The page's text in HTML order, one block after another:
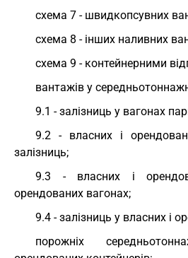
схема 7 - швидкопсувних
схема 8 - інших наливних
схема 9 - контейнерними
вантажів у
9.1 - залізниць у вагонах
9.2 - власних і
залізниць;
9.3 - власних і
орендованих вагонах;
9.4 - залізниць у власних і
порожніх